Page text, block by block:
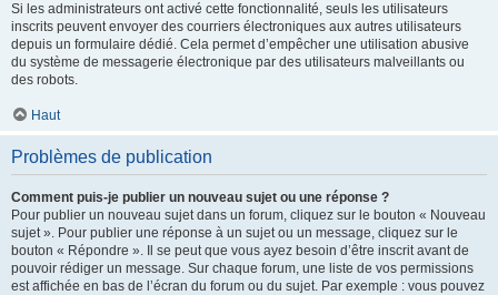
Si les administrateurs ont activé cette fonctionnalité, seuls les utilisateurs
inscrits peuvent envoyer des courriers électroniques aux autres utilisateurs
depuis un formulaire dédié. Cela permet d’empêcher une utilisation abusive
du système de messagerie électronique par des utilisateurs malveillants ou
des robots.
Haut
Problèmes de publication
Comment puis-je publier un nouveau sujet ou une réponse ?
Pour publier un nouveau sujet dans un forum, cliquez sur le bouton « Nouveau
sujet ». Pour publier une réponse à un sujet ou un message, cliquez sur le
bouton « Répondre ». Il se peut que vous ayez besoin d’être inscrit avant de
pouvoir rédiger un message. Sur chaque forum, une liste de vos permissions
est affichée en bas de l’écran du forum ou du sujet. Par exemple : vous pouvez